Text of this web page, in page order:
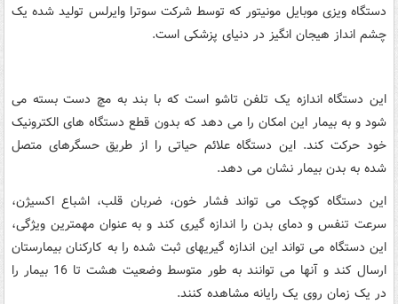
دستگاه ویزی موبایل مونیتور که توسط شرکت سوترا وایرلس تولید شده یک
چشم انداز هیجان انگیز در دنیای پزشکی است.
این دستگاه اندازه یک تلفن تاشو است که با بند به مچ دست بسته می
شود و به بیمار این امکان را می دهد که بدون قطع دستگاه های الکترونیک
خود حرکت کند. این دستگاه علائم حیاتی را از طریق حسگرهای متصل
شده به بدن بیمار نشان می دهد.
این دستگاه کوچک می تواند فشار خون، ضربان قلب، اشباع اکسیژن،
سرعت تنفس و دمای بدن را اندازه گیری کند و به عنوان مهمترین ویژگی،
این دستگاه می تواند این اندازه گیریهای ثبت شده را به کارکنان بیمارستان
ارسال کند و آنها می توانند به طور متوسط وضعیت هشت تا 16 بیمار را
در یک زمان روی یک رایانه مشاهده کنند.